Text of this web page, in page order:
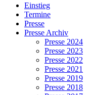
Einstieg
Termine
Presse
Presse Archiv
Presse 2024
Presse 2023
Presse 2022
Presse 2021
Presse 2019
Presse 2018